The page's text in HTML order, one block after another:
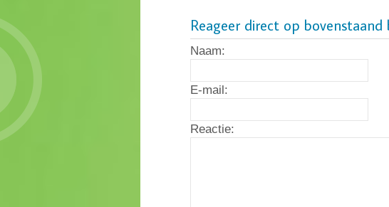
Reageer direct op bovenstaand
Naam:
E-mail:
Reactie: